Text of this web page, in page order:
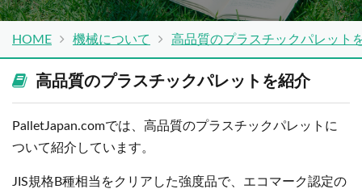
HOME 機械について 高品質のプラスチックパレット
高品質のプラスチックパレットを紹介
PalletJapan.comでは、高品質のプラスチックパレットに
ついて紹介しています。
JIS規格B種相当をクリアした強度品で、エコマーク認定の